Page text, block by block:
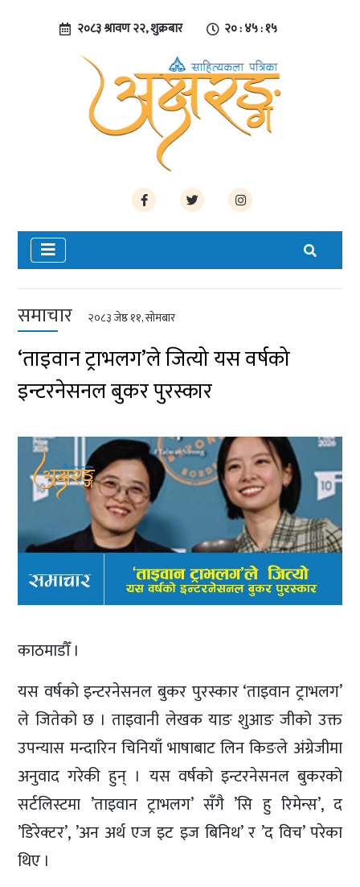
२०८३ श्रावण २२, शुक्रबार २० : ४५ : १५
समाचार २०८३ जेष्ठ ११, सोमबार
‘ताइवान ट्राभलग’ले जित्यो यस वर्षको
इन्टरनेसनल बुकर पुरस्कार
काठमाडौँ ।
यस वर्षको इन्टरनेसनल बुकर पुरस्कार ‘ताइवान ट्राभलग’
ले जितेको छ । ताइवानी लेखक याङ शुआङ जीको उक्त
उपन्यास मन्दारिन चिनियाँ भाषाबाट लिन किङले अंग्रेजीमा
अनुवाद गरेकी हुन् । यस वर्षको इन्टरनेसनल बुकरको
सर्टलिस्टमा ’ताइवान ट्राभलग’ सँगै ’सि हु रिमेन्स’, द
’डिरेक्टर’, ’अन अर्थ एज इट इज बिनिथ’ र ’द विच’ परेका
थिए ।